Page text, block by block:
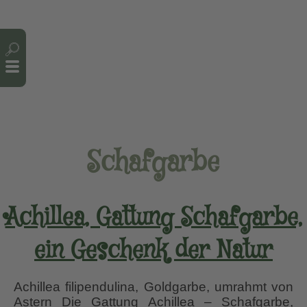
Schafgarbe
Achillea, Gattung Schafgarbe,
ein Geschenk der Natur
Achillea filipendulina, Goldgarbe, umrahmt von
Astern Die Gattung Achillea – Schafgarbe,